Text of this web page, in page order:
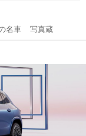
名車 写真蔵